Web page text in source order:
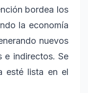
bordea los
la economía
nuevos
e indirectos. Se
esté lista en el